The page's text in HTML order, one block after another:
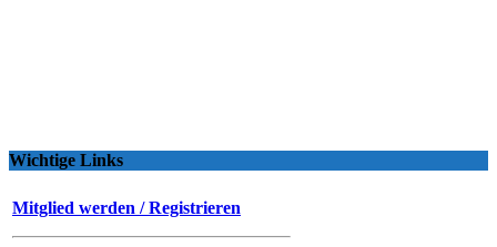
Wichtige Links
Mitglied werden / Registrieren